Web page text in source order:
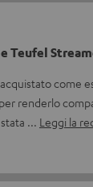
Teufel
come
renderlo
Leggi la